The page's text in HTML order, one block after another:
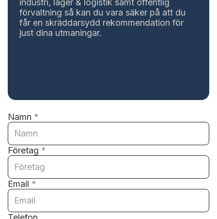
industri, lager & logistik samt offentlig
förvaltning så kan du vara säker på att du
får en skräddarsydd rekommendation för
just dina utmaningar.
Namn *
Företag *
Email *